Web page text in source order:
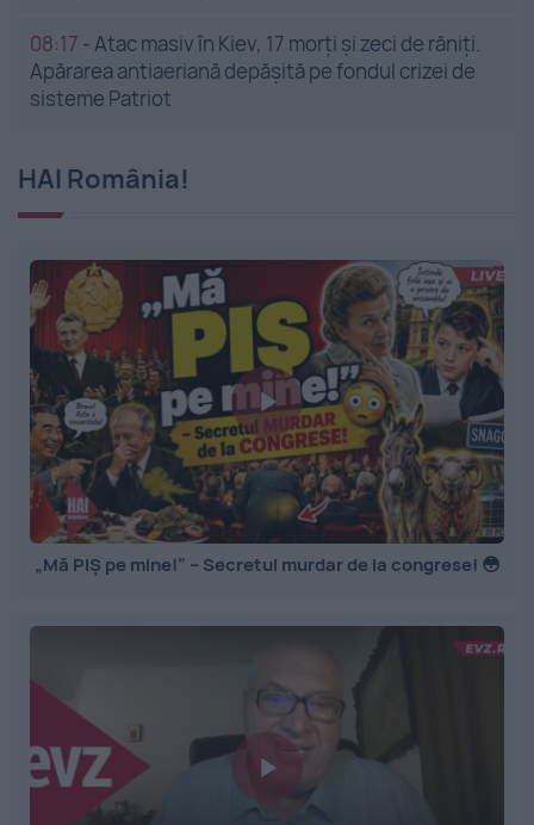
08:17 - Atac masiv în Kiev, 17 morți și zeci de răniți.
Apărarea antiaeriană depășită pe fondul crizei de
sisteme Patriot
HAI România!
„Mă PIȘ pe mine!” – Secretul murdar de la congrese! 😳